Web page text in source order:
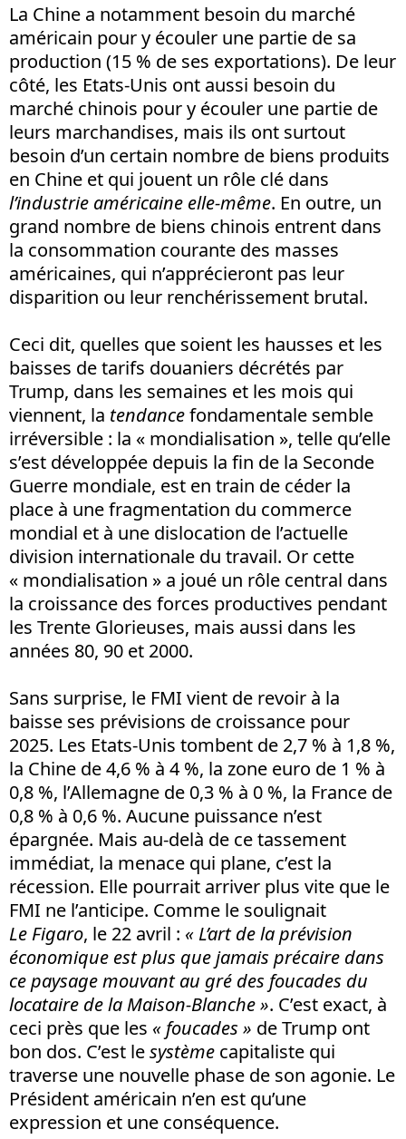
La Chine a notamment besoin du marché
américain pour y écouler une partie de sa
production (15 % de ses exportations). De leur
côté, les Etats-Unis ont aussi besoin du
marché chinois pour y écouler une partie de
leurs marchandises, mais ils ont surtout
besoin d’un certain nombre de biens produits
en Chine et qui jouent un rôle clé dans
l’industrie américaine elle-même. En outre, un
grand nombre de biens chinois entrent dans
la consommation courante des masses
américaines, qui n’apprécieront pas leur
disparition ou leur renchérissement brutal.
Ceci dit, quelles que soient les hausses et les
baisses de tarifs douaniers décrétés par
Trump, dans les semaines et les mois qui
viennent, la tendancefondamentale semble
irréversible : la « mondialisation », telle qu’elle
s’est développée depuis la fin de la Seconde
Guerre mondiale, est en train de céder la
place à une fragmentation du commerce
mondial et à une dislocation de l’actuelle
division internationale du travail. Or cette
« mondialisation » a joué un rôle central dans
la croissance des forces productives pendant
les Trente Glorieuses, mais aussi dans les
années 80, 90 et 2000.
Sans surprise, le FMI vient de revoir à la
baisse ses prévisions de croissance pour
2025. Les Etats-Unis tombent de 2,7 % à 1,8 %,
la Chine de 4,6 % à 4 %, la zone euro de 1 % à
0,8 %, l’Allemagne de 0,3 % à 0 %, la France de
0,8 % à 0,6 %. Aucune puissance n’est
épargnée. Mais au-delà de ce tassement
immédiat, la menace qui plane, c’est la
récession. Elle pourrait arriver plus vite que le
FMI ne l’anticipe. Comme le soulignait
Le Figaro, le 22 avril : « L’art de la prévision
économique est plus que jamais précaire dans
ce paysage mouvant au gré des foucades du
locataire de la Maison-Blanche ». C’est exact, à
ceci près que les « foucades » de Trump ont
bon dos. C’est lesystème capitaliste qui
traverse une nouvelle phase de son agonie. Le
Président américain n’en est qu’une
expression et une conséquence.